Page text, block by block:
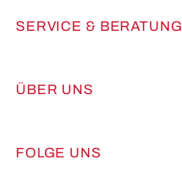
SERVICE & BERATUNG
ÜBER UNS
FOLGE UNS